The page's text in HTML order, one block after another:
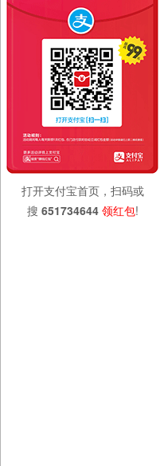
打开支付宝首页，扫码或
搜 651734644 领红包!